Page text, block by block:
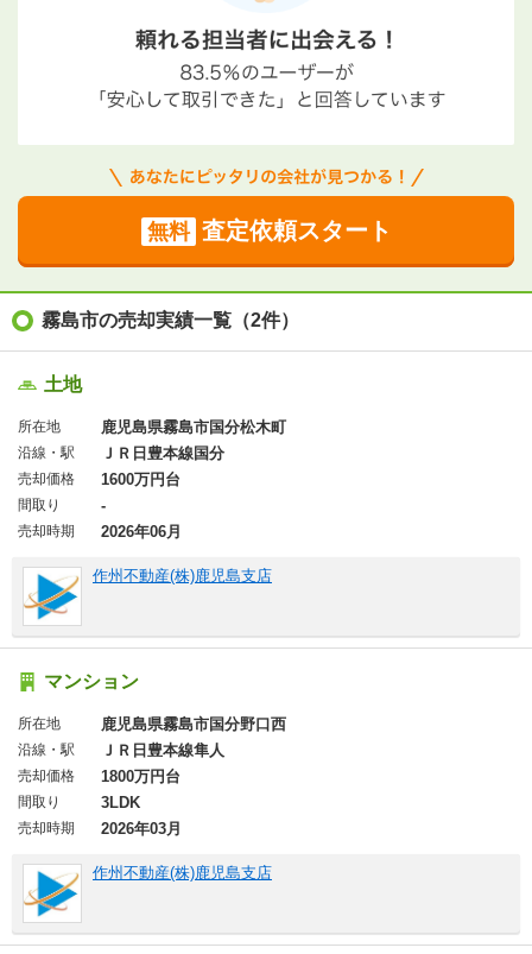
無料 査定依頼スタート
霧島市の売却実績一覧（2件）
土地
所在地 鹿児島県霧島市国分松木町
沿線・駅 ＪＲ日豊本線国分
売却価格 1600万円台
間取り -
売却時期 2026年06月
作州不動産(株)鹿児島支店
マンション
所在地 鹿児島県霧島市国分野口西
沿線・駅 ＪＲ日豊本線隼人
売却価格 1800万円台
間取り 3LDK
売却時期 2026年03月
作州不動産(株)鹿児島支店